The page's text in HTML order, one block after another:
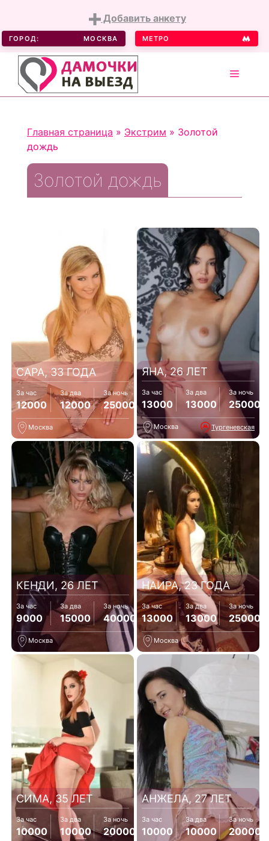
content
Добавить анкету
ГОРОД: МОСКВА МЕТРО
MENU
Главная страница » Экстрим » Золотой
дождь
Золотой дождь
САРА, 33 ГОДА
За час
12000
За два
12000
За ночь
25000
Москва
ЯНА, 26 ЛЕТ
За час
13000
За два
13000
За ночь
25000
Москва Тургеневская
КЕНДИ, 26 ЛЕТ
За час
9000
За два
15000
За ночь
40000
Москва
НАИРА, 23 ГОДА
За час
13000
За два
13000
За ночь
25000
Москва
СИМА, 35 ЛЕТ
За час
10000
За два
10000
За ночь
20000
АНЖЕЛА, 27 ЛЕТ
За час
10000
За два
10000
За ночь
20000